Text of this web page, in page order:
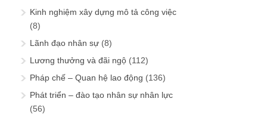
Kinh nghiệm xây dựng mô tả công việc
(8)
Lãnh đạo nhân sự (8)
Lương thưởng và đãi ngộ (112)
Pháp chế – Quan hệ lao động (136)
Phát triển – đào tạo nhân sự nhân lực
(56)